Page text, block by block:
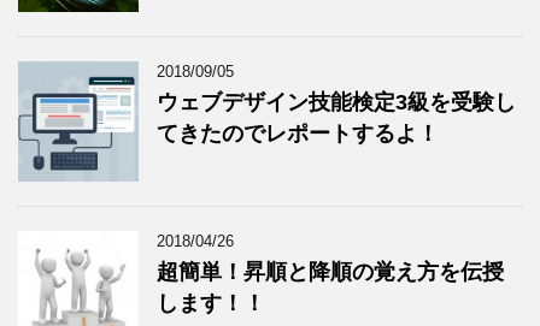
2018/09/05
ウェブデザイン技能検定3級を受験し
てきたのでレポートするよ！
2018/04/26
超簡単！昇順と降順の覚え方を伝授
します！！